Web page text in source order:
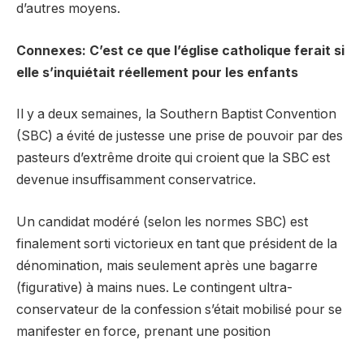
d’autres moyens.
Connexes: C’est ce que l’église catholique ferait si
elle s’inquiétait réellement pour les enfants
Il y a deux semaines, la Southern Baptist Convention
(SBC) a évité de justesse une prise de pouvoir par des
pasteurs d’extrême droite qui croient que la SBC est
devenue insuffisamment conservatrice.
Un candidat modéré (selon les normes SBC) est
finalement sorti victorieux en tant que président de la
dénomination, mais seulement après une bagarre
(figurative) à mains nues. Le contingent ultra-
conservateur de la confession s’était mobilisé pour se
manifester en force, prenant une position